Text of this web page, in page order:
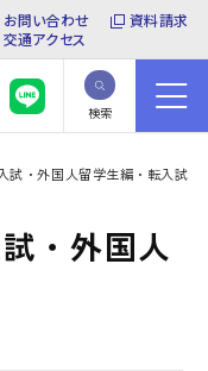
お問い合わせ
資料請求
交通アクセス
試・外国人留学生編・転入試
・外国人
検索